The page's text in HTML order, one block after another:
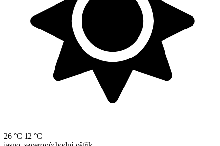
26 °C 12 °C